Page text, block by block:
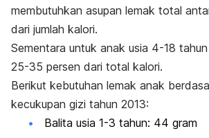
membutuhkan asupan lemak total
dari jumlah kalori.
Sementara untuk anak usia 4-18
25-35 persen dari total kalori.
Berikut kebutuhan lemak anak
kecukupan gizi tahun 2013:
Balita usia 1-3 tahun: 44 gram